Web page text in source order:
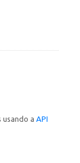
usando a API